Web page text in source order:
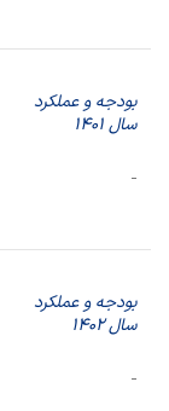
بودجه و عملکرد
سال1401
بودجه و عملکرد
سال1402